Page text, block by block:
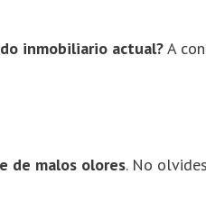
inmobiliario actual?A
de malos olores. No